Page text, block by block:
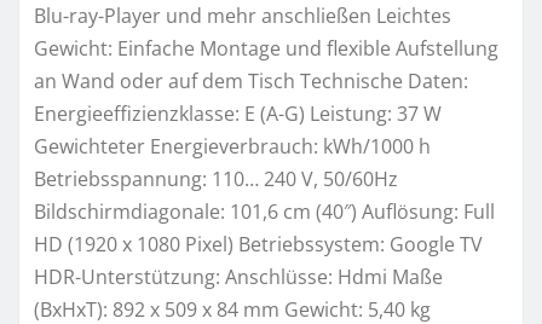
Blu-ray-Player und mehr anschließen Leichtes
Gewicht: Einfache Montage und flexible Aufstellung
an Wand oder auf dem Tisch Technische Daten:
Energieeffizienzklasse: E (A-G) Leistung: 37 W
Gewichteter Energieverbrauch: kWh/1000 h
Betriebsspannung: 110… 240 V, 50/60Hz
Bildschirmdiagonale: 101,6 cm (40″) Auflösung: Full
HD (1920 x 1080 Pixel) Betriebssystem: Google TV
HDR-Unterstützung: Anschlüsse: Hdmi Maße
(BxHxT): 892 x 509 x 84 mm Gewicht: 5,40 kg